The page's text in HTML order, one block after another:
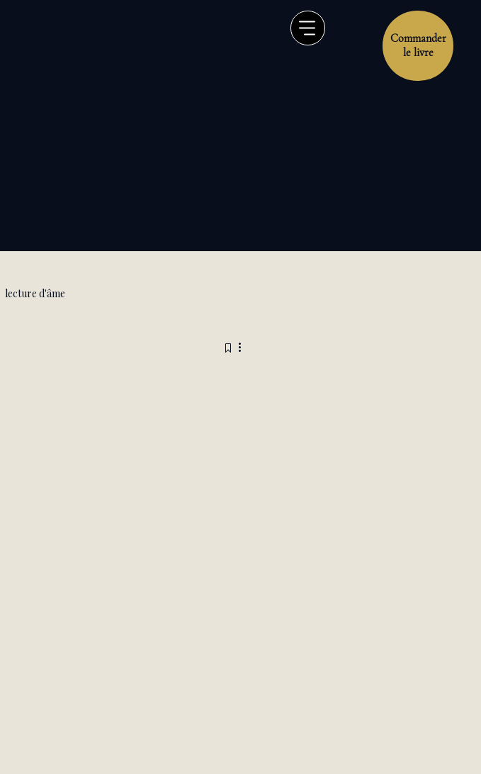
Commander
le livre
lecture d'âme